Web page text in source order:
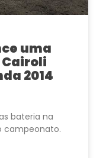
uma
2014
bateria na
campeonato.